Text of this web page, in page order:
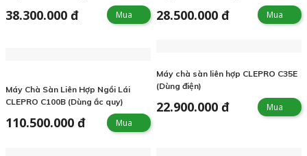
38.300.000 đ Mua 28.500.000 đ Mua
Máy Chà Sàn Liên Hợp Ngồi Lái
CLEPRO C100B (Dùng ắc quy)
110.500.000 đ Mua
Máy chà sàn liên hợp CLEPRO C35E
(Dùng điện)
22.900.000 đ Mua